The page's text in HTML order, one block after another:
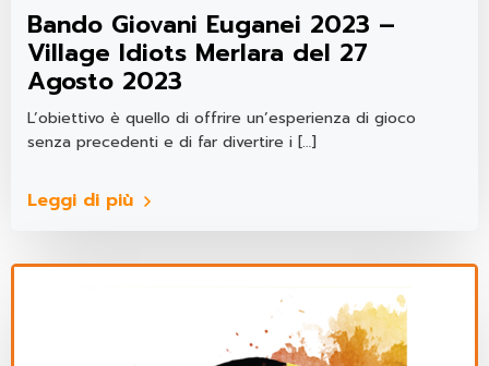
Bando Giovani Euganei 2023 –
Village Idiots Merlara del 27
Agosto 2023
L’obiettivo è quello di offrire un’esperienza di gioco
senza precedenti e di far divertire i […]
Leggi di più